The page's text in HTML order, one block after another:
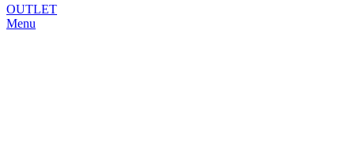
OUTLET
Menu